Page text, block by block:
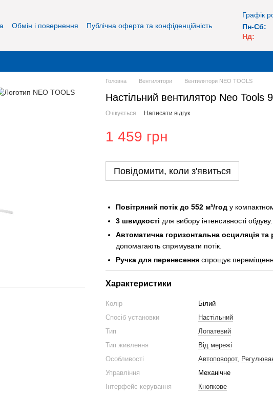
Обмін і повернення
Публічна оферта та конфіденційність
Графік
Пн-Сб:
Нд:
Головна Вентилятори Вентилятори NEO TOOLS
Настільний вентилятор Neo Tools
Очікується Написати відгук
1 459 грн
Повідомити, коли з'явиться
Повітряний потік до 552 м³/год у
3 швидкості для вибору інтенсивності обдуву.
Автоматична горизонтальна осциляція
допомагають спрямувати потік.
Ручка для перенесення спрощує
Характеристики
Колір
Білий
Спосіб установки
Настільний
Тип
Лопатевий
Тип живлення
Від мережі
Особливості
Автоповорот,
Управління
Механічне
Інтерфейс керування
Кнопкове